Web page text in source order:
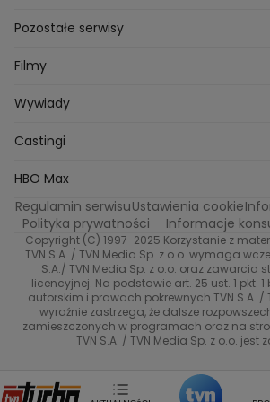
Bartosz Laskowski
Zuzanna Kaszuba
Ewa Galica
Kacper Jeneralski
Katarzyna Rozmyslowicz
Anna SamusionekPrzemyslaw Cypryanski
Damian MichalowskiEwa Piekut
Magdalena GwozdzKuchenne Rewolucje
Tadeusz Huk Lucyna MalecEwa Gawryluk
Marta JankowskaBartosz Skrobisz
Malwina WedzikowskaKrzysztof Skorzynski
Helena Englert Aleksander Zniszczol
Sonia Mietielica
Maciej Kuciel
Azja Express
MasterChef
Back to school
Zakup w ciemno
Gogglebox. Przed telewizorem
99 gra o wszystko
Życie na kredycie
Aktualności
Nasze Programy
Castingi
Aktualności
Castingi
Wideo
Nasze Programy
Program TV
Przepisy
Pozostałe serwisy
TVN24
Eurosport
TVN
Dzień Dobry TVN
TVN7
TVN Style
Co za tydzień
TTV
Filmy
Wywiady
Castingi
HBO Max
Regulamin serwisuUstawienia cookie
Polityka prywatności
Informacje
Copyright (C) 1997-2025 Korzystanie z
TVN S.A. / TVN Media Sp. z o.o. wymaga
S.A./ TVN Media Sp. z o.o. oraz zawarcia
licencyjnej. Na podstawie art. 25 ust. 1 pkt.
autorskim i prawach pokrewnych TVN S.A. /
wyraźnie zastrzega, że dalsze
zamieszczonych w programach oraz na
TVN S.A. / TVN Media Sp. z o.o. jest